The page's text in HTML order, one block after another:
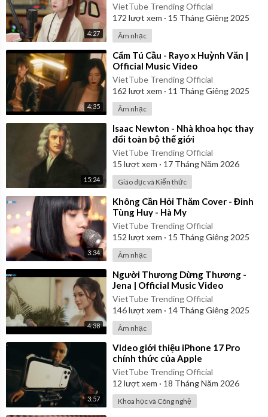
4:27
VietTube Trending Official
172 lượt xem · 15 Tháng Giêng 2025
Âm nhạc
4:35
⁣Cẩm Tú Cầu - Rayo x Huỳnh Văn |
Official Music Video
VietTube Trending Official
162 lượt xem · 11 Tháng Giêng 2025
Âm nhạc
15:24
⁣Isaac Newton - Nhà khoa học thay
đổi toàn bộ thế giới
VietTube Trending Official
15 lượt xem · 17 Tháng Năm 2026
Giáo dục và Kiến thức
3:34
⁣Không Cần Hỏi Thăm Cover - Đinh
Tùng Huy - Hà My
VietTube Trending Official
152 lượt xem · 15 Tháng Giêng 2025
Âm nhạc
4:38
⁣Người Thương Dừng Thương -
Jena | Official Music Video
VietTube Trending Official
146lượt xem · 14 Tháng Giêng 2025
Âm nhạc
3:57
⁣Video giới thiệu iPhone 17 Pro
chính thức của Apple
VietTube Trending Official
12 lượt xem · 18 Tháng Năm 2026
Khoa học và Công nghệ